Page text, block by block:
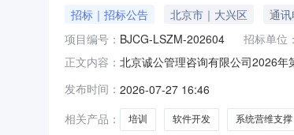
招标｜招标公告 北京市｜大兴区 通
项目编号： BJCG-LSZM-202604 招标单位：
正文内容： 北京诚公管理咨询有限公司2026
意参与者，须为比德电子采购平台
发布时间： 2026-07-27 16:46
相关产品：
培训 软件开发 系统营维支撑